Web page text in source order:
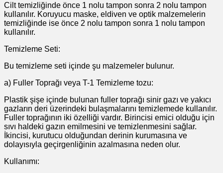
Cilt temizliğinde önce 1 nolu tampon sonra 2 nolu tampon
kullanılır. Koruyucu maske, eldiven ve optik malzemelerin
temizliğinde ise önce 2 nolu tampon sonra 1 nolu tampon
kullanılır.
Temizleme Seti:
Bu temizleme seti içinde şu malzemeler bulunur.
a) Fuller Toprağı veya T-1 Temizleme tozu:
Plastik şişe içinde bulunan fuller toprağı sinir gazı ve yakıcı
gazların deri üzerindeki bulaşmalarını temizlemede kullanılır.
Fuller toprağının iki özelliği vardır. Birincisi emici olduğu için
sıvı haldeki gazın emilmesini ve temizlenmesini sağlar.
İkincisi, kurutucu olduğundan derinin kurumasına ve
dolayısıyla geçirgenliğinin azalmasına neden olur.
Kullanımı: